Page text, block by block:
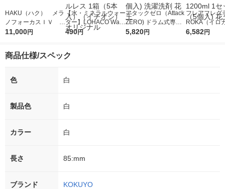
HAKU（ハク） メラ
ノフォーカスＩＶ 4
5ｇ 資生堂 おまけ
11,000円
【水・ミネラルウォー
ター】LOHACO Wate
r（ロハコウォータ
シ） オリジナル
490円
アタックゼロ（Attack
ZERO) ドラム式専用
詰め替え メガジャン
5,820円
フレアフレグ
ROKA（イロ
イキッドリリ
6,582円
商品仕様/スペック
色 白
製品色 白
カラー 白
長さ 85:mm
ブランド KOKUYO